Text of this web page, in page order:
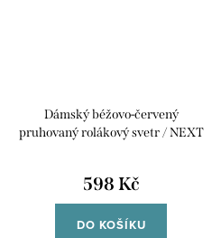
Dámský béžovo-červený
pruhovaný rolákový svetr / NEXT
598 Kč
DO KOŠÍKU